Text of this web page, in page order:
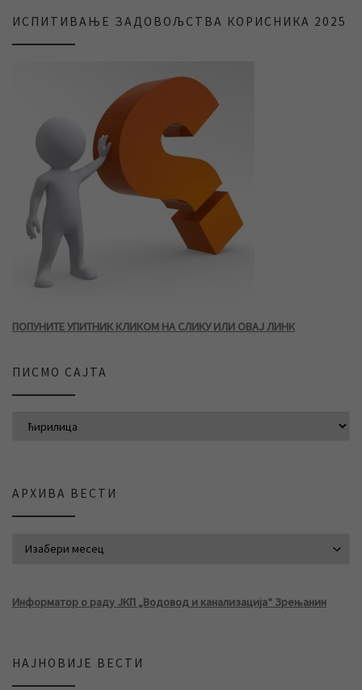
ИСПИТИВАЊЕ ЗАДОВОЉСТВА КОРИСНИКА 2025
ПОПУНИТЕ УПИТНИК КЛИКОМ НА СЛИКУ ИЛИ ОВАЈ ЛИНК
ПИСМО САЈТА
АРХИВА ВЕСТИ
Информатор о раду ЈКП „Водовод и канализација“ Зрењанин
НАЈНОВИЈЕ ВЕСТИ